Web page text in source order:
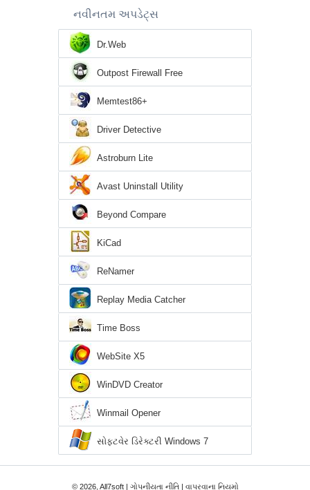
નવીનતમ અપડેટ્સ
Dr.Web
Outpost Firewall Free
Memtest86+
Driver Detective
Astroburn Lite
Avast Uninstall Utility
Beyond Compare
KiCad
ReNamer
Replay Media Catcher
Time Boss
WebSite X5
WinDVD Creator
Winmail Opener
સોફ્ટવેર ડિરેક્ટરી Windows 7
© 2026, All7soft | ગોપનીયતા નીતિ વાપરવાના નિયમો